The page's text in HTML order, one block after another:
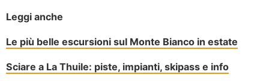
Leggi anche
Le più belle escursioni sul Monte Bianco in estate
Sciare a La Thuile: piste, impianti, skipass e info